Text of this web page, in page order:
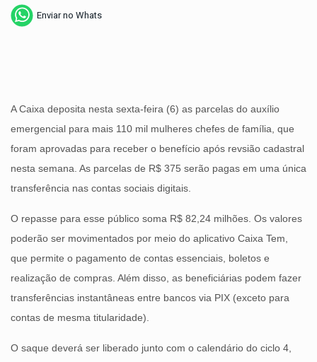
Enviar no Whats
A Caixa deposita nesta sexta-feira (6) as parcelas do auxílio
emergencial para mais 110 mil mulheres chefes de família, que
foram aprovadas para receber o benefício após revsião cadastral
nesta semana. As parcelas de R$ 375 serão pagas em uma única
transferência nas contas sociais digitais.
O repasse para esse público soma R$ 82,24 milhões. Os valores
poderão ser movimentados por meio do aplicativo Caixa Tem,
que permite o pagamento de contas essenciais, boletos e
realização de compras. Além disso, as beneficiárias podem fazer
transferências instantâneas entre bancos via PIX (exceto para
contas de mesma titularidade).
O saque deverá ser liberado junto com o calendário do ciclo 4,